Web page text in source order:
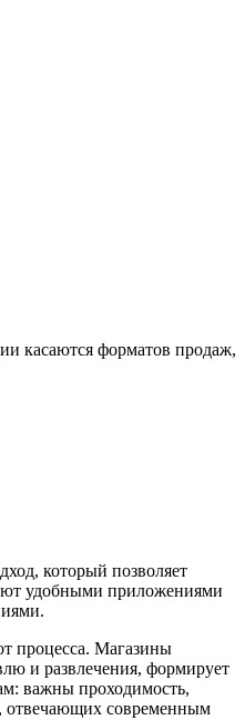
касаются форматов продаж,
который позволяет
удобными приложениями
процесса. Магазины
и развлечения, формирует
важны проходимость,
отвечающих современным